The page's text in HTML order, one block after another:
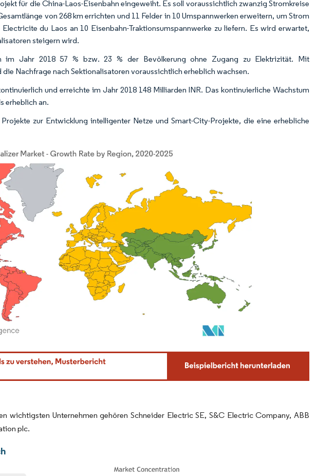
für die China-Laos-Eisenbahn eingeweiht. Es soll voraussichtlich zwanzig Stromkreise
von 268 km errichten und 11 Felder in 10 Umspannwerken erweitern, um Strom
du Laos an 10 Eisenbahn-Traktionsumspannwerke zu liefern. Es wird erwartet,
steigern wird.
im Jahr 2018 57 % bzw. 23 % der Bevölkerung ohne Zugang zu Elektrizität. Mit
Nachfrage nach Sektionalisatoren voraussichtlich erheblich wachsen.
und erreichte im Jahr 2018 148 Milliarden INR. Das kontinuierliche Wachstum
erheblich an.
zur Entwicklung intelligenter Netze und Smart-City-Projekte, die eine erhebliche
gemäß CC BY 4.0.
wichtigsten Unternehmen gehören Schneider Electric SE, S&C Electric Company, ABB
plc.